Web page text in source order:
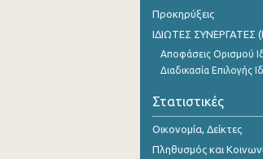
Δεκεμβρίου
Νοεμβρίου
Οκτωβρίου
Σεπτεμβρίου
Αυγούστου
Προκηρύξεις
ΙΔΙΩΤΕΣ ΣΥΝΕΡΓΑΤΕΣ
Αποφάσεις Ορισμού
Διαδικασία Επιλογής
Στατιστικές
Οικονομία, Δείκτες
Πληθυσμός και